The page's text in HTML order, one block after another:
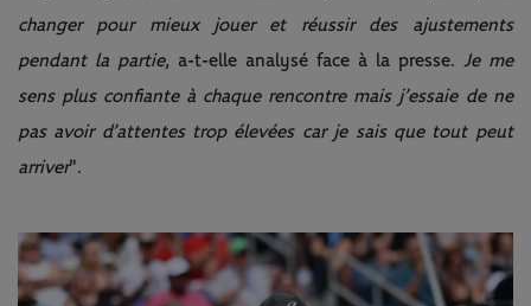
changer pour mieux jouer et réussir des ajustements
pendant la partie, a-t-elle analysé face à la presse. Je me
sens plus confiante à chaque rencontre mais j’essaie de ne
pas avoir d’attentes trop élevées car je sais que tout peut
arriver".